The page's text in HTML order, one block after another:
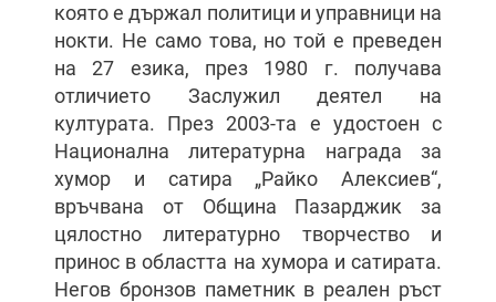
която е държал политици и управници на
нокти. Не само това, но той е преведен
на 27 езика, през 1980 г. получава
отличието Заслужил деятел на
културата. През 2003-та е удостоен с
Национална литературна награда за
хумор и сатира „Райко Алексиев“,
връчвана от Община Пазарджик за
цялостно литературно творчество и
принос в областта на хумора и сатирата.
Негов бронзов паметник в реален ръст